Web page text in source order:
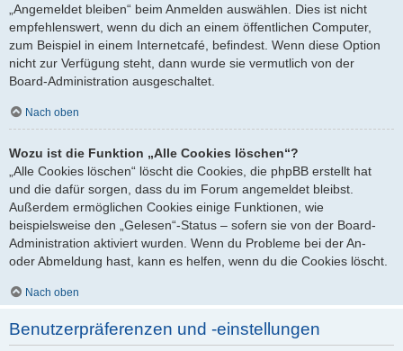
„Angemeldet bleiben“ beim Anmelden auswählen. Dies ist nicht
empfehlenswert, wenn du dich an einem öffentlichen Computer,
zum Beispiel in einem Internetcafé, befindest. Wenn diese Option
nicht zur Verfügung steht, dann wurde sie vermutlich von der
Board-Administration ausgeschaltet.
Nach oben
Wozu ist die Funktion „Alle Cookies löschen“?
„Alle Cookies löschen“ löscht die Cookies, die phpBB erstellt hat
und die dafür sorgen, dass du im Forum angemeldet bleibst.
Außerdem ermöglichen Cookies einige Funktionen, wie
beispielsweise den „Gelesen“-Status – sofern sie von der Board-
Administration aktiviert wurden. Wenn du Probleme bei der An-
oder Abmeldung hast, kann es helfen, wenn du die Cookies löscht.
Nach oben
Benutzerpräferenzen und -einstellungen